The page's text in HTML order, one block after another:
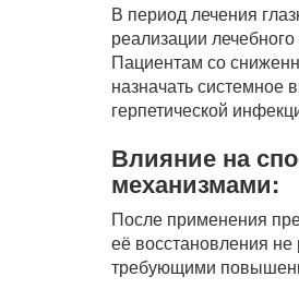
В период лечения
реализации
Пациентам со
назначать системное
герпетической
Влияние на
механизмами:
После применения
её восстановления
требующими